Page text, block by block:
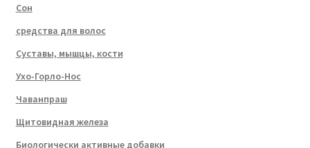
Сон
средства для волос
Суставы, мышцы, кости
Ухо-Горло-Нос
Чаванпраш
Щитовидная железа
Биологически активные добавки